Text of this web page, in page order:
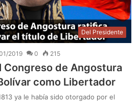
Del Presidente
2019 0 215
Congreso de Angostura
como Libertador
ya le había sido otorgado por el